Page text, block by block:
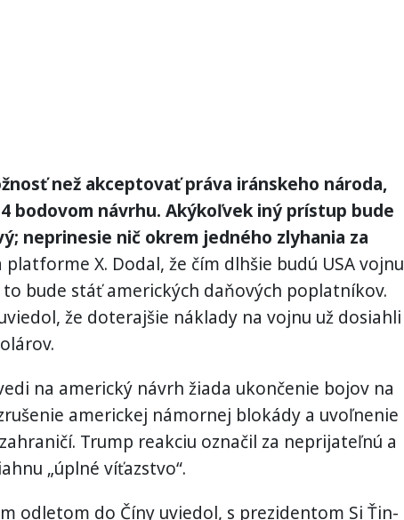
než akceptovať práva iránskeho národa,
bodovom návrhu. Akýkoľvek iný prístup bude
neprinesie nič okrem jedného zlyhania za
X. Dodal, že čím dlhšie budú USA vojnu
bude stáť amerických daňových poplatníkov.
že doterajšie náklady na vojnu už dosiahli
na americký návrh žiada ukončenie bojov na
americkej námornej blokády a uvoľnenie
Trump reakciu označil za neprijateľnú a
„úplné víťazstvo“.
odletom do Číny uviedol, s prezidentom Si Ťin-